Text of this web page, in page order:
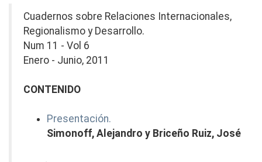
Cuadernos sobre Relaciones Internacionales,
Regionalismo y Desarrollo.
Num 11 - Vol 6
Enero - Junio, 2011
CONTENIDO
Presentación.
Simonoff, Alejandro y Briceño Ruiz, José